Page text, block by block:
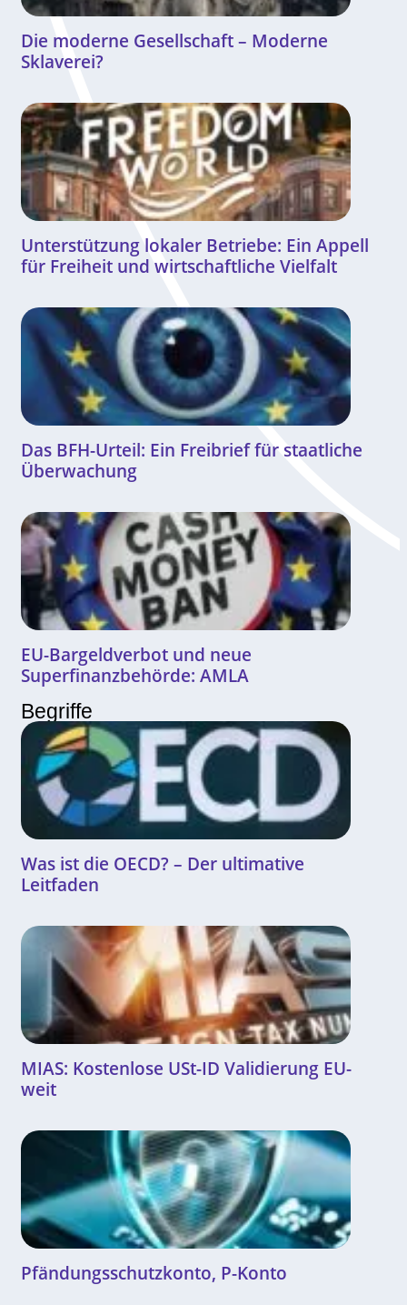
Die moderne Gesellschaft – Moderne
Sklaverei?
Unterstützung lokaler Betriebe: Ein Appell
für Freiheit und wirtschaftliche Vielfalt
Das BFH-Urteil: Ein Freibrief für staatliche
Überwachung
EU-Bargeldverbot und neue
Superfinanzbehörde: AMLA
Begriffe
Was ist die OECD? – Der ultimative
Leitfaden
MIAS: Kostenlose USt-ID Validierung EU-
weit
Pfändungsschutzkonto, P-Konto